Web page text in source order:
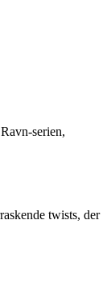
serien,
twists, der